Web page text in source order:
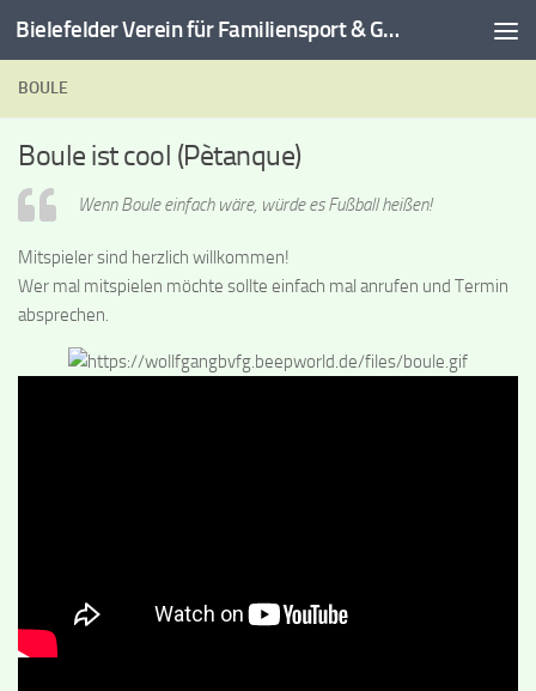
Zum Inhalt springen Bielefelder Verein für Familiensport & Gymnastik e.V.
BOULE
Boule ist cool (Pètanque)
Wenn Boule einfach wäre, würde es Fußball heißen!
Mitspieler sind herzlich willkommen!
Wer mal mitspielen möchte sollte einfach mal anrufen und Termin
absprechen.